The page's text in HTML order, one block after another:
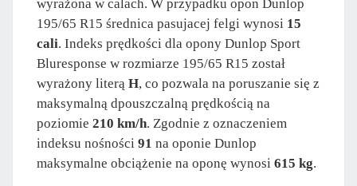
wyrażona w calach. W przypadku opon Dunlop
195/65 R15 średnica pasujacej felgi wynosi 15
cali. Indeks prędkości dla opony Dunlop Sport
Bluresponse w rozmiarze 195/65 R15 został
wyrażony literą H, co pozwala na poruszanie się z
maksymalną dpouszczalną prędkością na
poziomie 210 km/h. Zgodnie z oznaczeniem
indeksu nośności 91 na oponie Dunlop
maksymalne obciążenie na oponę wynosi 615 kg.